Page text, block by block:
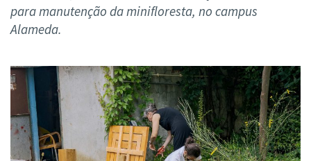
para manutenção da minifloresta, no campus
Alameda.